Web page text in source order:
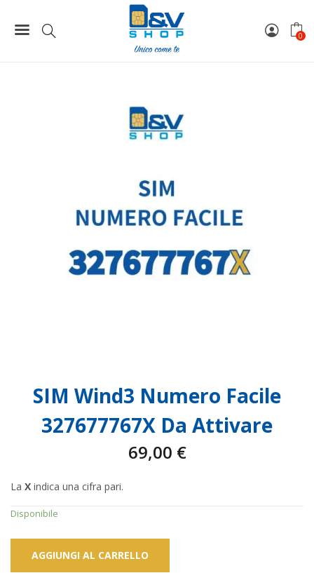
0
SIM Wind3 Numero Facile 327677767X Da Attivare
SIM Wind3 Numero Facile
327677767X Da Attivare
69,00 €
La X indica una cifra pari.
Disponibile
AGGIUNGI AL CARRELLO